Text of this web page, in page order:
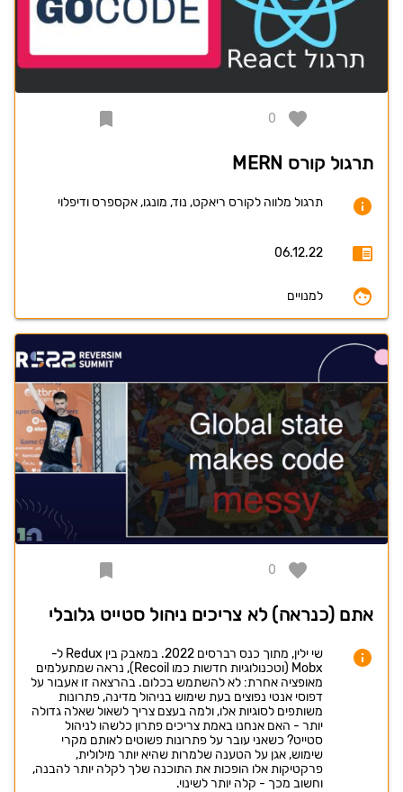
0
תרגול קורס MERN
תרגול מלווה לקורס ריאקט, נוד, מונגו, אקספרס ודיפלוי
06.12.22
למנויים
0
אתם (כנראה) לא צריכים ניהול סטייט גלובלי
שי ילין, מתוך כנס רברסים 2022. במאבק בין Redux ל-
Mobx (וטכנולוגיות חדשות כמו Recoil), נראה שמתעלמים
מאופציה אחרת: לא להשתמש בכלום. בהרצאה זו אעבור על
דפוסי אנטי נפוצים בעת שימוש בניהול מדינה, פתרונות
משותפים לסוגיות אלו, ולמה בעצם צריך לשאול שאלה גדולה
יותר - האם אנחנו באמת צריכים פתרון כלשהו לניהול
סטייט? כשאני עובר על פתרונות פשוטים לאותם מקרי
שימוש, אגן על הטענה שלמרות שהיא יותר מילולית,
פרקטיקות אלו הופכות את התוכנה שלך לקלה יותר להבנה,
וחשוב מכך - קלה יותר לשינוי.